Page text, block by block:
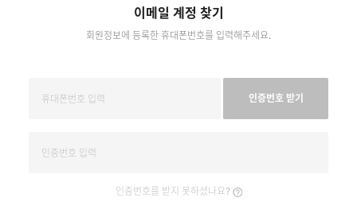
이메일 계정 찾기
회원정보에 등록한 휴대폰번호를 입력해주세요.
인증번호 받기
인증번호를 받지 못하셨나요?